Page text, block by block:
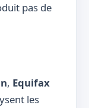
pas de
, Equifax
les